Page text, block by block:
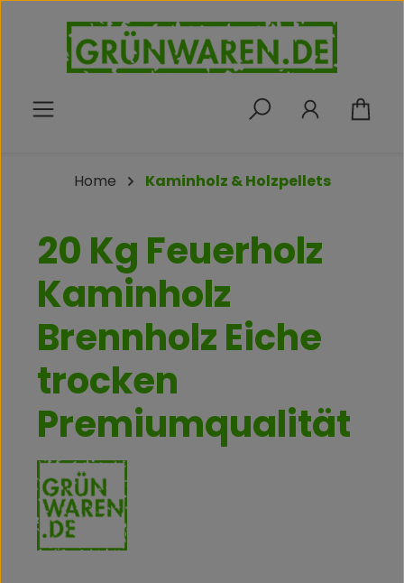
Zum Hauptinhalt springen
Home Kaminholz & Holzpellets
20 Kg Feuerholz
Kaminholz
Brennholz Eiche
trocken
Premiumqualität